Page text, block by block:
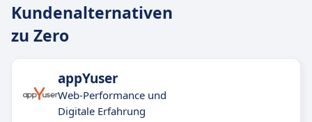
Kundenalternativen
zu Zero
appYuser
Web-Performance und
Digitale Erfahrung